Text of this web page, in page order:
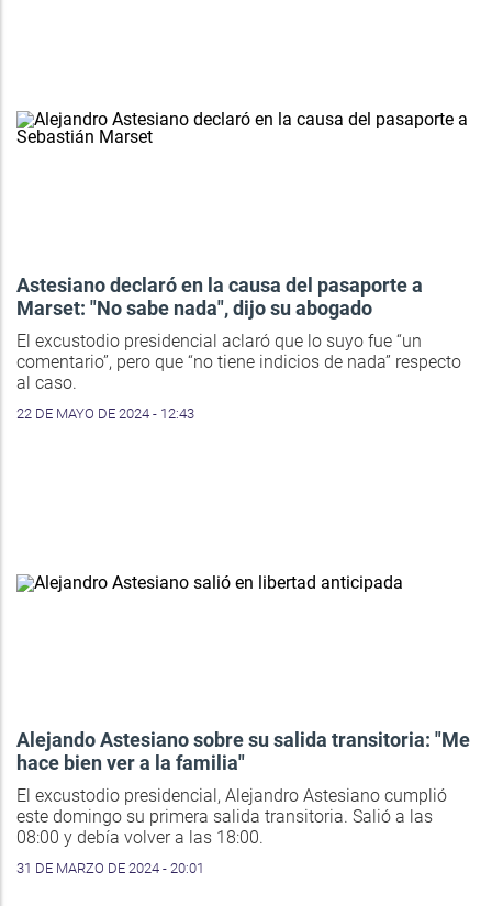
Astesiano declaró en la causa del pasaporte a
Marset: "No sabe nada", dijo su abogado
El excustodio presidencial aclaró que lo suyo fue “un
comentario”, pero que “no tiene indicios de nada” respecto
al caso.
22 DE MAYO DE 2024 - 12:43
Alejando Astesiano sobre su salida transitoria: "Me
hace bien ver a la familia"
El excustodio presidencial, Alejandro Astesiano cumplió
este domingo su primera salida transitoria. Salió a las
08:00 y debía volver a las 18:00.
31 DE MARZO DE 2024 - 20:01